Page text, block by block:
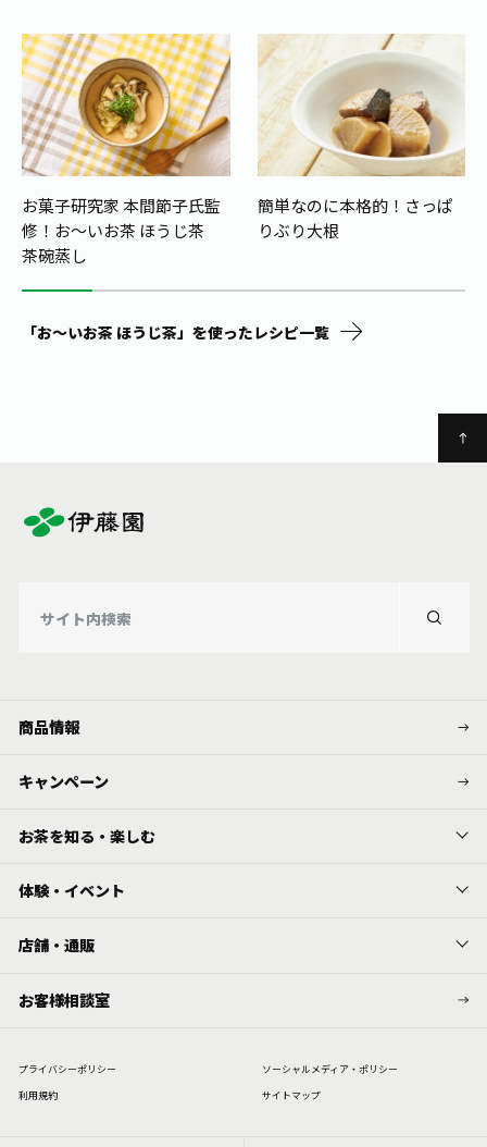
お菓子研究家 本間節子氏監
修！ お～いお茶 ほうじ茶
茶碗蒸し
簡単なのに本格的！さっぱ
りぶり大根
「お～いお茶 ほうじ茶」を使ったレシピ一覧
商品情報
キャンペーン
お茶を知る・楽しむ
体験・イベント
店舗・通販
お客様相談室
プライバシーポリシー
ソーシャルメディア・ポリシー
利⽤規約
サイトマップ